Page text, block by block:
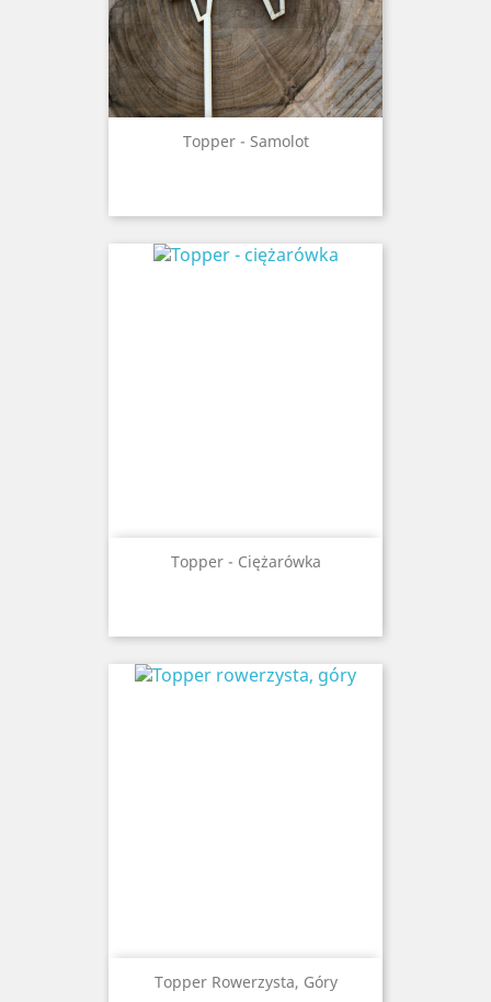
Topper - Samolot
Topper - Ciężarówka
Topper Rowerzysta, Góry